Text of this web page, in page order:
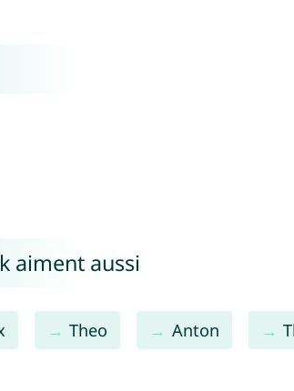
aiment aussi
Theo Anton